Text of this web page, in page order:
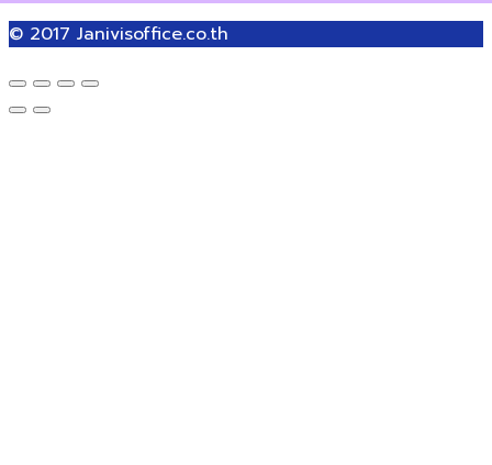
© 2017 Janivisoffice.co.th